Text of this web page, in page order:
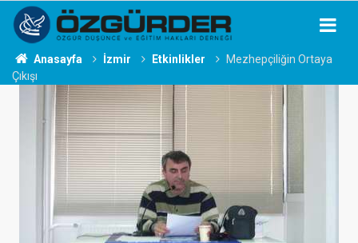
Anasayfa İzmir Etkinlikler
Mezhepçiliğin Ortaya
Çıkışı